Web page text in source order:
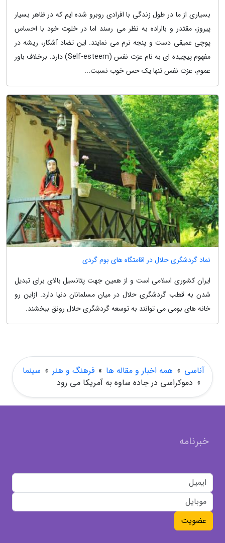
بسیاری از ما در طول زندگی با افرادی روبرو شده ایم که در ظاهر بسیار
پیروز، مقتدر و بااراده به نظر می رسند اما در خلوت خود با احساس
پوچی عمیقی دست و پنجه نرم می نمایند. این تضاد آشکار، ریشه در
مفهوم پیچیده ای به نام عزت نفس (Self-esteem) دارد. برخلاف باور
عموم، عزت نفس تنها یک حس خوب نسبت...
نماد گردشگری حلال در اقامتگاه های بوم گردی
ایران کشوری اسلامی است و از همین جهت پتانسیل بالای برای تبدیل
شدن به قطب گردشگری حلال در میان مسلمانان دنیا دارد. ازاین رو
خانه های بومی می توانند به توسعه گردشگری حلال رونق ببخشند.
آناسی » همه اخبار و مقاله ها » فرهنگ و هنر » سینما
» دموکراسی در جاده ساوه به آمریکا می رود
خبرنامه
عضویت